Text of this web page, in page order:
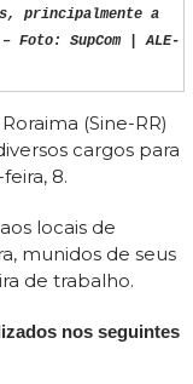
principalmente a
SupCom | ALE-
(Sine-RR)
cargos para
8.
locais de
munidos de seus
de trabalho.
nos seguintes